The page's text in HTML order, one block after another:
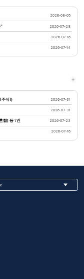
2026-08-05
2026-07-28
2026-07-16
2026-07-14
주식]) 2026-07-31
2026-07-31
합] 등 7건 2026-07-23
2026-07-16